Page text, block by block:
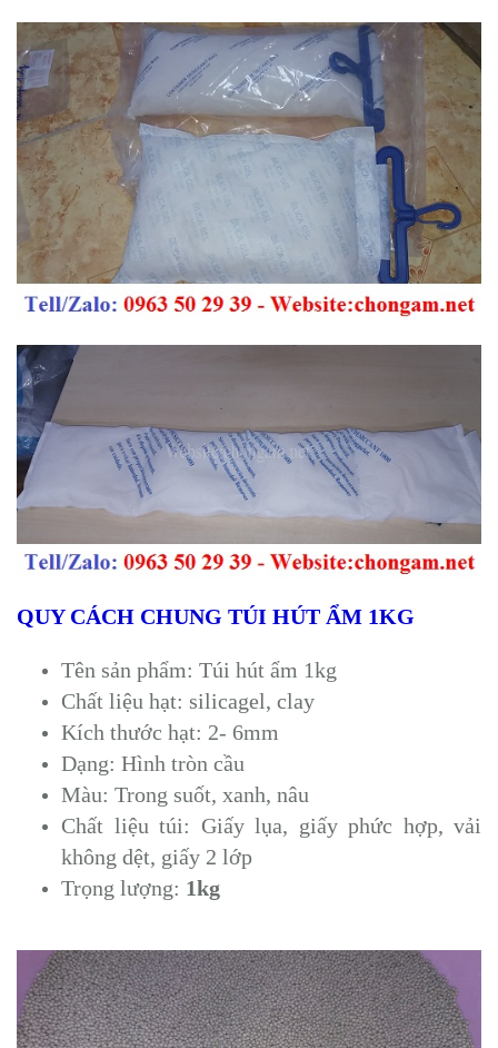
QUY CÁCH CHUNG TÚI HÚT ẨM 1KG
Tên sản phẩm: Túi hút ẩm 1kg
Chất liệu hạt: silicagel, clay
Kích thước hạt: 2- 6mm
Dạng: Hình tròn cầu
Màu: Trong suốt, xanh, nâu
Chất liệu túi: Giấy lụa, giấy phức hợp, vải
không dệt, giấy 2 lớp
Trọng lượng: 1kg